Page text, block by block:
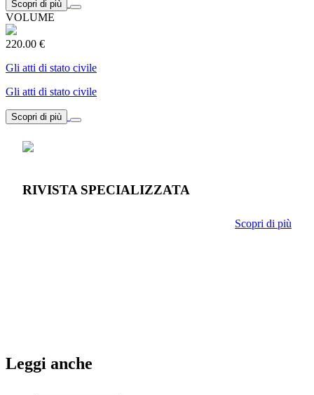
Scopri di più
VOLUME
220.00 €
Gli atti di stato civile
Gli atti di stato civile
Scopri di più
RIVISTA SPECIALIZZATA
Scopri di più
Leggi anche